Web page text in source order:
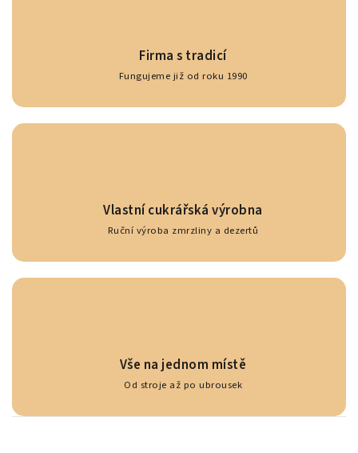
Firma s tradicí
Fungujeme již od roku 1990
Vlastní cukrářská výrobna
Ruční výroba zmrzliny a dezertů
Vše na jednom místě
Od stroje až po ubrousek